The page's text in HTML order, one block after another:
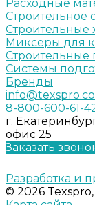
Расходные
Строительное
Строительные
Миксеры для
Строительные
Системы
Бренды
8-800-600-61-
г.
офис 25
Заказать
Разработка и
© 2026